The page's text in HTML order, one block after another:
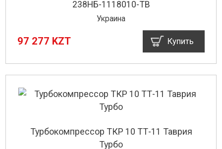
238НБ-1118010-ТВ
Украина
97 277 KZT Купить
Турбокомпрессор ТКР 10 ТТ-11 Таврия
Турбо